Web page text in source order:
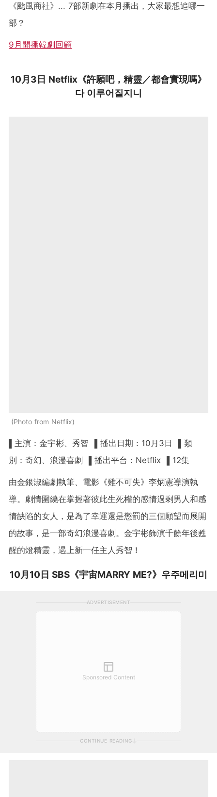
《颱風商社》... 7部新劇在本月播出，大家最想追哪一
部？
9月開播韓劇回顧
10月3日 Netflix《許願吧，精靈／都會實現嗎》
다 이루어질지니
Photo from Netflix
▌主演：金宇彬、秀智 ▌播出日期：10月3日 ▌類
別：奇幻、浪漫喜劇 ▌播出平台：Netflix ▌12集
由金銀淑編劇執筆、電影《雞不可失》李炳憲導演執
導。劇情圍繞在掌握著彼此生死權的感情過剩男人和感
情缺陷的女人，是為了幸運還是懲罰的三個願望而展開
的故事，是一部奇幻浪漫喜劇。金宇彬飾演千餘年後甦
醒的燈精靈，遇上新一任主人秀智！
10月10日 SBS《宇宙MARRY ME?》우주메리미
ADVERTISEMENT
Sponsored Content
CONTINUE READING